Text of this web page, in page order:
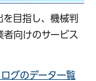
目指し、機械判
向けのサービス
グのデータ一覧